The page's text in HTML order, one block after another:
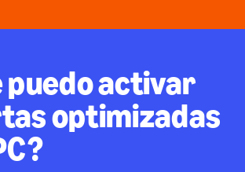
puedo activar
optimizadas